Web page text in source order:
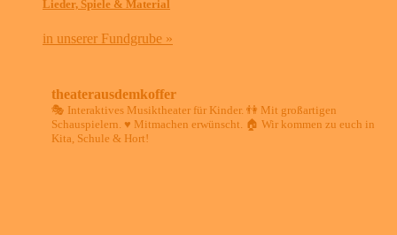
Lieder, Spiele & Material
in unserer Fundgrube »
theaterausdemkoffer
🎭 Interaktives Musiktheater für Kinder. 👫 Mit großartigen
Schauspielern. ♥️ Mitmachen erwünscht. 🏠 Wir kommen zu euch in
Kita, Schule & Hort!